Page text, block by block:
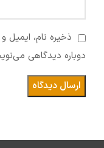
ذخیره نام، ایمیل
دوباره دیدگاهی